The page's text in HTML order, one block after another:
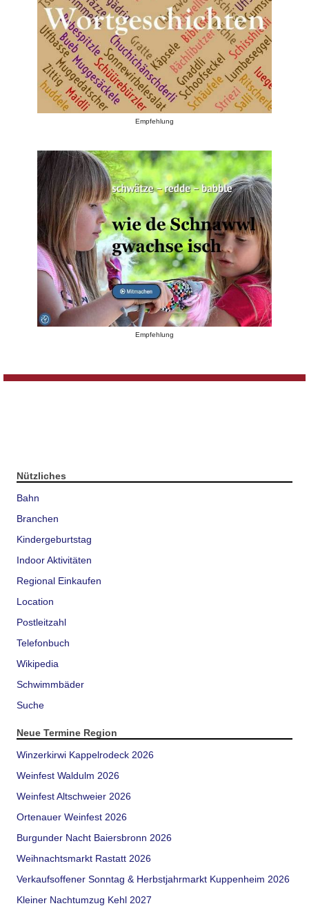
Empfehlung
Empfehlung
Nützliches
Bahn
Branchen
Kindergeburtstag
Indoor Aktivitäten
Regional Einkaufen
Location
Postleitzahl
Telefonbuch
Wikipedia
Schwimmbäder
Suche
Neue Termine Region
Winzerkirwi Kappelrodeck 2026
Weinfest Waldulm 2026
Weinfest Altschweier 2026
Ortenauer Weinfest 2026
Burgunder Nacht Baiersbronn 2026
Weihnachtsmarkt Rastatt 2026
Verkaufsoffener Sonntag & Herbstjahrmarkt Kuppenheim 2026
Kleiner Nachtumzug Kehl 2027